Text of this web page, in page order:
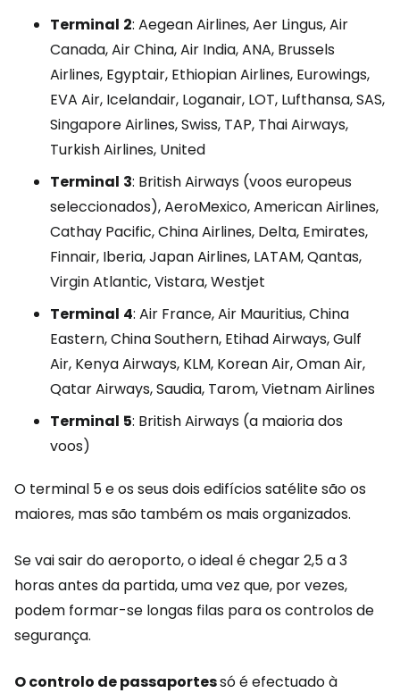
Terminal 2: Aegean Airlines, Aer Lingus, Air
Canada, Air China, Air India, ANA, Brussels
Airlines, Egyptair, Ethiopian Airlines, Eurowings,
EVA Air, Icelandair, Loganair, LOT, Lufthansa, SAS,
Singapore Airlines, Swiss, TAP, Thai Airways,
Turkish Airlines, United
Terminal 3: British Airways (voos europeus
seleccionados), AeroMexico, American Airlines,
Cathay Pacific, China Airlines, Delta, Emirates,
Finnair, Iberia, Japan Airlines, LATAM, Qantas,
Virgin Atlantic, Vistara, Westjet
Terminal 4: Air France, Air Mauritius, China
Eastern, China Southern, Etihad Airways, Gulf
Air, Kenya Airways, KLM, Korean Air, Oman Air,
Qatar Airways, Saudia, Tarom, Vietnam Airlines
Terminal 5: British Airways (a maioria dos
voos)
O terminal 5 e os seus dois edifícios satélite são os
maiores, mas são também os mais organizados.
Se vai sair do aeroporto, o ideal é chegar 2,5 a 3
horas antes da partida, uma vez que, por vezes,
podem formar-se longas filas para os controlos de
segurança.
O controlo de passaportessó é efectuado à